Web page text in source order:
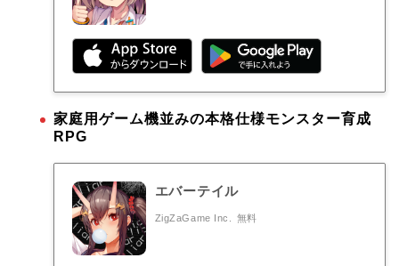
家庭用ゲーム機並みの本格仕様モンスター育成
RPG
エバーテイル
ZigZaGame Inc. 無料